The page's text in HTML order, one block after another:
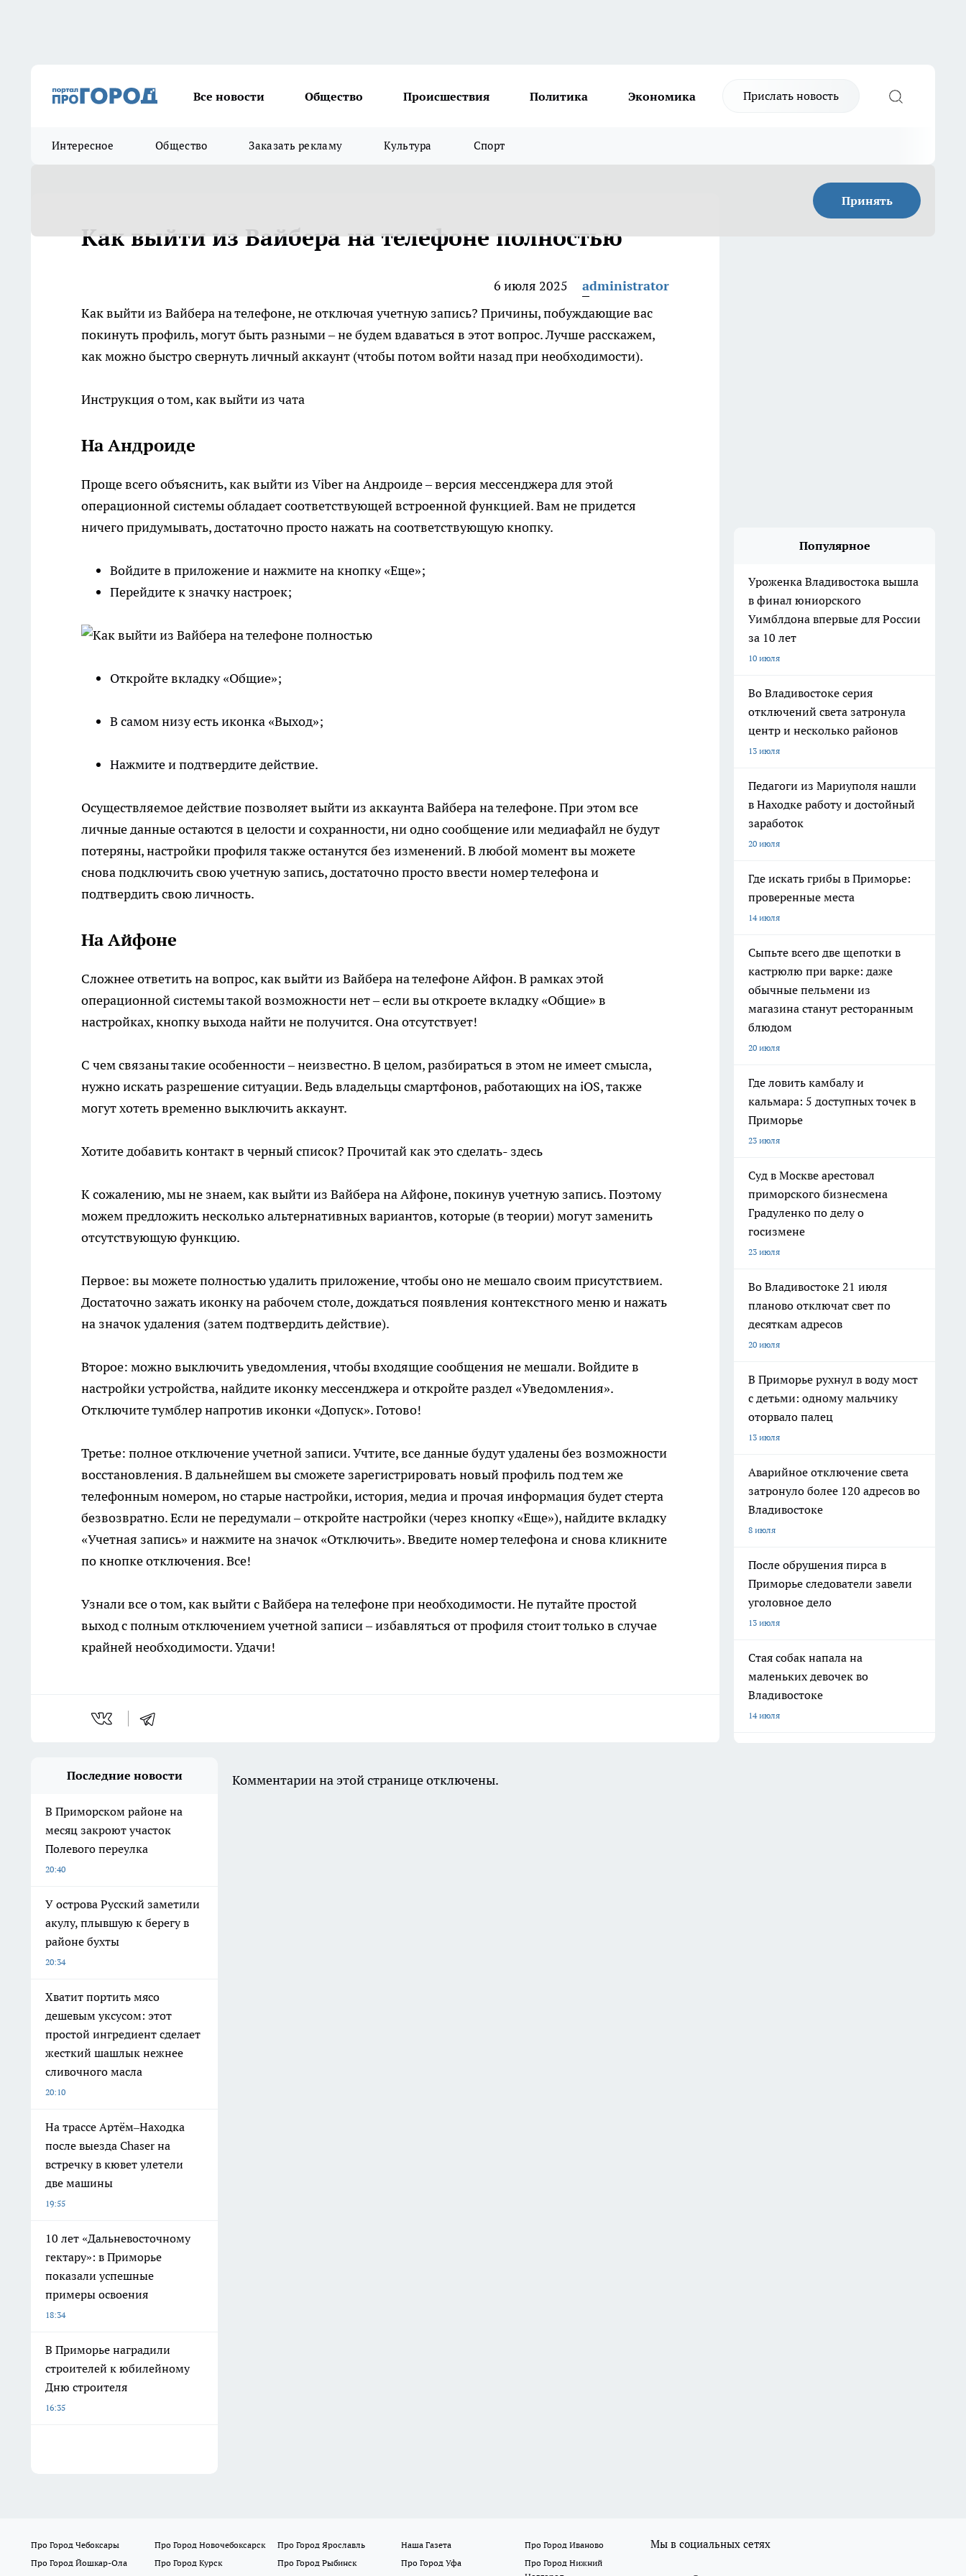
Все новости Общество Происшествия Политика Экономика Прислать новость
Интересное Общество Заказать рекламу Культура Спорт
Принять
Как выйти из Вайбера на телефоне полностью
6 июля 2025
administrator
Как выйти из Вайбера на телефоне, не отключая учетную запись? Причины, побуждающие вас
покинуть профиль, могут быть разными – не будем вдаваться в этот вопрос. Лучше расскажем,
как можно быстро свернуть личный аккаунт (чтобы потом войти назад при необходимости).
Инструкция о том, как выйти из чата
На Андроиде
Проще всего объяснить, как выйти из Viber на Андроиде – версия мессенджера для этой
операционной системы обладает соответствующей встроенной функцией. Вам не придется
ничего придумывать, достаточно просто нажать на соответствующую кнопку.
Войдите в приложение и нажмите на кнопку «Еще»;
Перейдите к значку настроек;
Откройте вкладку «Общие»;
В самом низу есть иконка «Выход»;
Нажмите и подтвердите действие.
Осуществляемое действие позволяет выйти из аккаунта Вайбера на телефоне. При этом все
личные данные остаются в целости и сохранности, ни одно сообщение или медиафайл не будут
потеряны, настройки профиля также останутся без изменений. В любой момент вы можете
снова подключить свою учетную запись, достаточно просто ввести номер телефона и
подтвердить свою личность.
На Айфоне
Сложнее ответить на вопрос, как выйти из Вайбера на телефоне Айфон. В рамках этой
операционной системы такой возможности нет – если вы откроете вкладку «Общие» в
настройках, кнопку выхода найти не получится. Она отсутствует!
С чем связаны такие особенности – неизвестно. В целом, разбираться в этом не имеет смысла,
нужно искать разрешение ситуации. Ведь владельцы смартфонов, работающих на iOS, также
могут хотеть временно выключить аккаунт.
Хотите добавить контакт в черный список? Прочитай как это сделать- здесь
К сожалению, мы не знаем, как выйти из Вайбера на Айфоне, покинув учетную запись. Поэтому
можем предложить несколько альтернативных вариантов, которые (в теории) могут заменить
отсутствующую функцию.
Первое: вы можете полностью удалить приложение, чтобы оно не мешало своим присутствием.
Достаточно зажать иконку на рабочем столе, дождаться появления контекстного меню и нажать
на значок удаления (затем подтвердить действие).
Второе: можно выключить уведомления, чтобы входящие сообщения не мешали. Войдите в
настройки устройства, найдите иконку мессенджера и откройте раздел «Уведомления».
Отключите тумблер напротив иконки «Допуск». Готово!
Третье: полное отключение учетной записи. Учтите, все данные будут удалены без возможности
восстановления. В дальнейшем вы сможете зарегистрировать новый профиль под тем же
телефонным номером, но старые настройки, история, медиа и прочая информация будет стерта
безвозвратно. Если не передумали – откройте настройки (через кнопку «Еще»), найдите вкладку
«Учетная запись» и нажмите на значок «Отключить». Введите номер телефона и снова кликните
по кнопке отключения. Все!
Узнали все о том, как выйти с Вайбера на телефоне при необходимости. Не путайте простой
выход с полным отключением учетной записи – избавляться от профиля стоит только в случае
крайней необходимости. Удачи!
Популярное
Уроженка Владивостока вышла
в финал юниорского
Уимблдона впервые для России
за 10 лет
10 июля
Во Владивостоке серия
отключений света затронула
центр и несколько районов
13 июля
Педагоги из Мариуполя нашли
в Находке работу и достойный
заработок
20 июля
Где искать грибы в Приморье:
проверенные места
14 июля
Сыпьте всего две щепотки в
кастрюлю при варке: даже
обычные пельмени из
магазина станут ресторанным
блюдом
20 июля
Где ловить камбалу и
кальмара: 5 доступных точек в
Приморье
23 июля
Суд в Москве арестовал
приморского бизнесмена
Градуленко по делу о
госизмене
23 июля
Во Владивостоке 21 июля
планово отключат свет по
десяткам адресов
20 июля
В Приморье рухнул в воду мост
с детьми: одному мальчику
оторвало палец
13 июля
Аварийное отключение света
затронуло более 120 адресов во
Владивостоке
8 июля
После обрушения пирса в
Приморье следователи завели
уголовное дело
13 июля
Стая собак напала на
маленьких девочек во
Владивостоке
14 июля
Последние новости
В Приморском районе на
месяц закроют участок
Полевого переулка
20:40
У острова Русский заметили
акулу, плывшую к берегу в
районе бухты
20:34
Хватит портить мясо
дешевым уксусом: этот
простой ингредиент сделает
жесткий шашлык нежнее
сливочного масла
20:10
На трассе Артём–Находка
после выезда Chaser на
встречку в кювет улетели
две машины
19:55
10 лет «Дальневосточному
гектару»: в Приморье
показали успешные
примеры освоения
18:34
В Приморье наградили
строителей к юбилейному
Дню строителя
16:35
Комментарии на этой странице отключены.
Про Город Чебоксары Про Город Новочебоксарск Про Город Ярославль Наша Газета
Про Город Иваново
Про Город Йошкар-Ола
Про Город Курск Про Город Рыбинск Про Город Уфа
Про Город Нижний
Мы в социальных сетях